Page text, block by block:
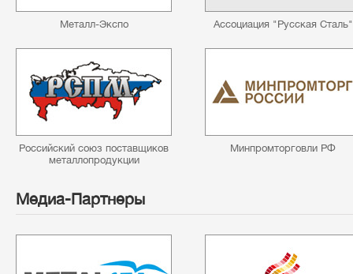
Металл-Экспо Ассоциация "Русская Сталь"
Российский союз поставщиков
металлопродукции
Минпромторговли РФ
Медиа-Партнеры